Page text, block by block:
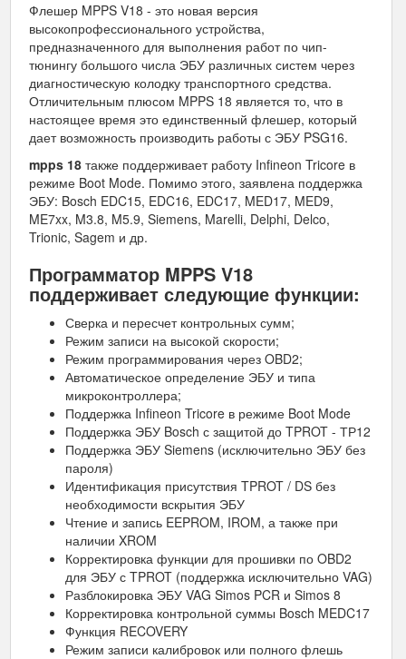
Флешер MPPS V18 - это новая версия
высокопрофессионального устройства,
предназначенного для выполнения работ по чип-
тюнингу большого числа ЭБУ различных систем через
диагностическую колодку транспортного средства.
Отличительным плюсом MPPS 18 является то, что в
настоящее время это единственный флешер, который
дает возможность производить работы с ЭБУ PSG16.
mpps 18 также поддерживает работу Infineon Tricore в
режиме Boot Mode. Помимо этого, заявлена поддержка
ЭБУ: Bosch EDC15, EDC16, EDC17, MED17, MED9,
ME7xx, M3.8, M5.9, Siemens, Marelli, Delphi, Delco,
Trionic, Sagem и др.
Программатор MPPS V18
поддерживает следующие функции:
Сверка и пересчет контрольных сумм;
Режим записи на высокой скорости;
Режим программирования через OBD2;
Автоматическое определение ЭБУ и типа
микроконтроллера;
Поддержка Infineon Tricore в режиме Boot Mode
Поддержка ЭБУ Bosch с защитой до TPROT - ТР12
Поддержка ЭБУ Siemens (исключительно ЭБУ без
пароля)
Идентификация присутствия TPROT / DS без
необходимости вскрытия ЭБУ
Чтение и запись EEPROM, IROM, а также при
наличии XROM
Корректировка функции для прошивки по OBD2
для ЭБУ с TPROT (поддержка исключительно VAG)
Разблокировка ЭБУ VAG Simos PCR и Simos 8
Корректировка контрольной суммы Bosch MEDC17
Функция RECOVERY
Режим записи калибровок или полного флешь